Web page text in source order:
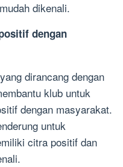
dikenali.
dengan
dirancang dengan
klub untuk
dengan masyarakat.
untuk
citra positif dan